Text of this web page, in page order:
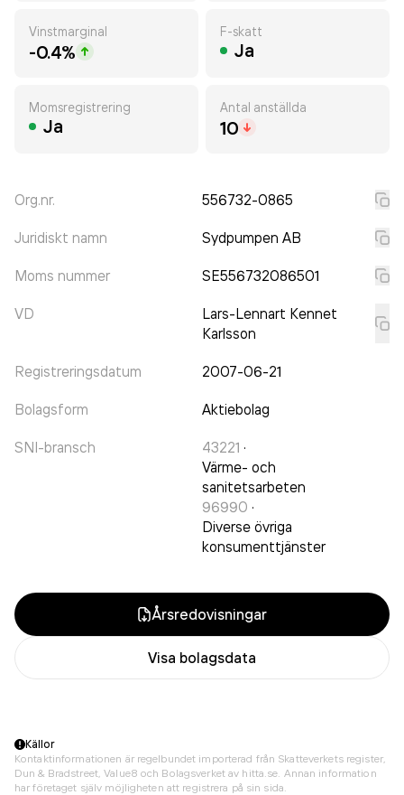
Vinstmarginal
-0.4%
F-skatt
Ja
Momsregistrering
Ja
Antal anställda
10
Org.nr. 556732-0865
Juridiskt namn Sydpumpen AB
Moms nummer SE556732086501
VD
Lars-Lennart Kennet
Karlsson
Registreringsdatum 2007-06-21
Bolagsform Aktiebolag
SNI-bransch 43221 ·
Värme- och
sanitetsarbeten
96990 ·
Diverse övriga
konsumenttjänster
Årsredovisningar
Visa bolagsdata
Källor
Kontaktinformationen är regelbundet importerad från Skatteverkets register,
Dun & Bradstreet, Value8 och Bolagsverket av hitta.se. Annan information
har företaget själv möjligheten att registrera på sin sida.